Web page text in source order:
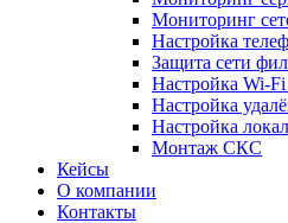
Мониторинг
Настройка
Защита сети
Настройка Wi-
Настройка
Настройка
Монтаж СКС
Кейсы
О компании
Контакты